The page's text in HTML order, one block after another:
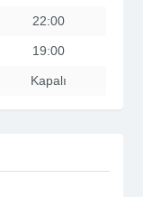
22:00
19:00
Kapalı